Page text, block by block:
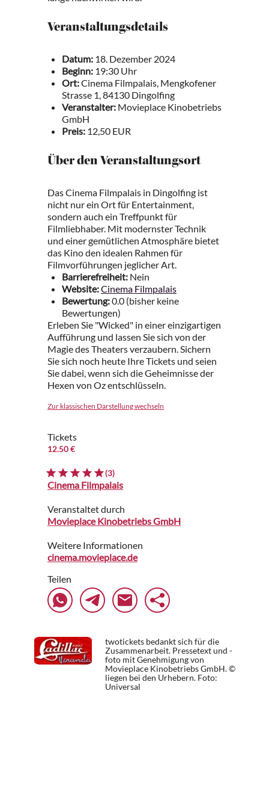
Veranstaltungsdetails
Datum: 18. Dezember 2024
Beginn: 19:30 Uhr
Ort:Cinema Filmpalais, Mengkofener
Strasse 1, 84130 Dingolfing
Veranstalter: Movieplace Kinobetriebs
GmbH
Preis: 12,50 EUR
Über den Veranstaltungsort
Das Cinema Filmpalais in Dingolfing ist
nicht nur ein Ort für Entertainment,
sondern auch ein Treffpunkt für
Filmliebhaber. Mit modernster Technik
und einer gemütlichen Atmosphäre bietet
das Kino den idealen Rahmen für
Filmvorführungen jeglicher Art.
Barrierefreiheit: Nein
Website:Cinema Filmpalais
Bewertung:0.0 (bisher keine
Bewertungen)
Erleben Sie "Wicked" in einer einzigartigen
Aufführung und lassen Sie sich von der
Magie des Theaters verzaubern. Sichern
Sie sich noch heute Ihre Tickets und seien
Sie dabei, wenn sich die Geheimnisse der
Hexen von Oz entschlüsseln.
Zur klassischen Darstellung wechseln
Tickets
12.50 €
(3)
Cinema Filmpalais
Veranstaltet durch
Movieplace Kinobetriebs GmbH
Weitere Informationen
cinema.movieplace.de
Teilen
twotickets bedankt sich für die
Zusammenarbeit. Pressetext und -
foto mit Genehmigung von
Movieplace Kinobetriebs GmbH. ©
liegen bei den Urhebern. Foto:
Universal